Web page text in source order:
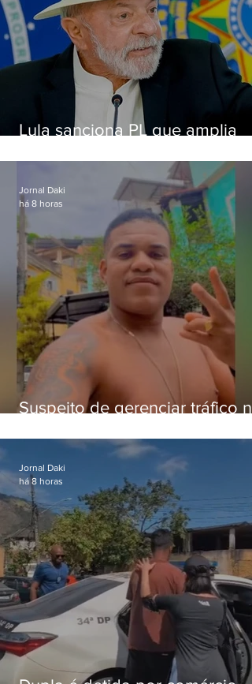
Lula sanciona PL que amplia
crianças
Suspeito de gerenciar tráfico na
foragido
Jornal Daki
há 8 horas
Jornal Daki
há 8 horas